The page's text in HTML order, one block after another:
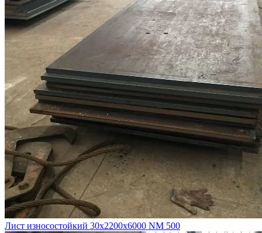
Лист износостойкий 30х2200х6000 NM 500